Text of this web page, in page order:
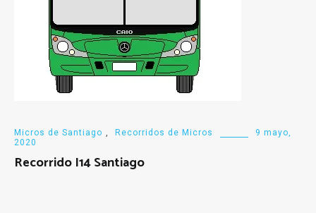
Micros de Santiago Recorridos de Micros
9 mayo,
2020
Recorrido I14 Santiago